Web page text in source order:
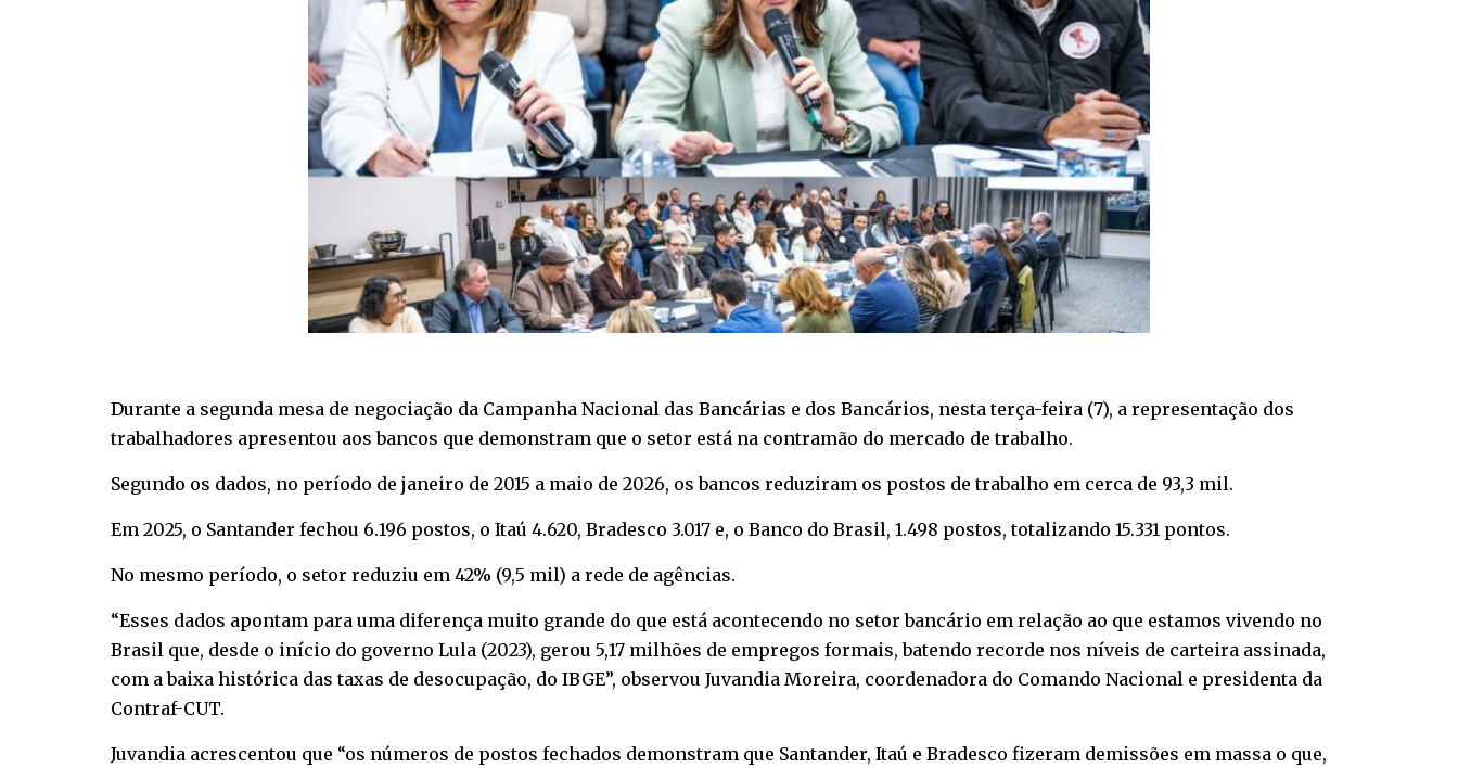
Durante a segunda mesa de negociação da Campanha Nacional das Bancárias e dos Bancários, nesta terça-feira (7), a representação dos
trabalhadores apresentou aos bancos que demonstram que o setor está na contramão do mercado de trabalho.
Segundo os dados, no período de janeiro de 2015 a maio de 2026, os bancos reduziram os postos de trabalho em cerca de 93,3 mil.
Em 2025, o Santander fechou 6.196 postos, o Itaú 4.620, Bradesco 3.017 e, o Banco do Brasil, 1.498 postos, totalizando 15.331 pontos.
No mesmo período, o setor reduziu em 42% (9,5 mil) a rede de agências.
“Esses dados apontam para uma diferença muito grande do que está acontecendo no setor bancário em relação ao que estamos vivendo no
Brasil que, desde o início do governo Lula (2023), gerou 5,17 milhões de empregos formais, batendo recorde nos níveis de carteira assinada,
com a baixa histórica das taxas de desocupação, do IBGE”, observou Juvandia Moreira, coordenadora do Comando Nacional e presidenta da
Contraf-CUT.
Juvandia acrescentou que “os números de postos fechados demonstram que Santander, Itaú e Bradesco fizeram demissões em massa o que,